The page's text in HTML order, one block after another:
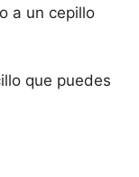
a un cepillo
que puedes